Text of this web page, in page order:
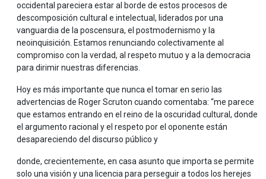
occidental pareciera estar al borde de estos procesos de
descomposición cultural e intelectual, liderados por una
vanguardia de la poscensura, el postmodernismo y la
neoinquisición. Estamos renunciando colectivamente al
compromiso con la verdad, al respeto mutuo y a la democracia
para dirimir nuestras diferencias.
Hoy es más importante que nunca el tomar en serio las
advertencias de Roger Scruton cuando comentaba: “me parece
que estamos entrando en el reino de la oscuridad cultural, donde
el argumento racional y el respeto por el oponente están
desapareciendo del discurso público y
donde, crecientemente, en casa asunto que importa se permite
solo una visión y una licencia para perseguir a todos los herejes